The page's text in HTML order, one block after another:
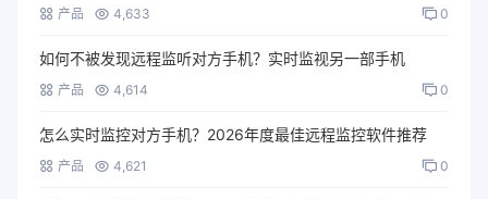
产品 4,633 0
如何不被发现远程监听对方手机？实时监视另一部手机
产品 4,614 0
怎么实时监控对方手机？2026年度最佳远程监控软件推荐
产品 4,621 0